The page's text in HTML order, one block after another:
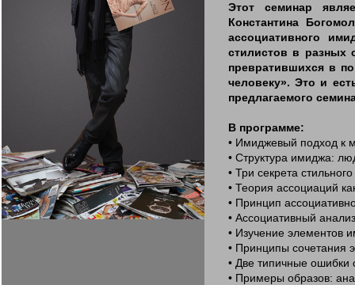
Этот семинар
Константина
ассоциативного
стилистов в разных
превратившихся в
человеку». Это и
предлагаемого
В программе:
• Имиджевый подход к
• Структура имиджа:
• Три секрета
• Теория ассоциаций
• Принцип
• Ассоциативный
• Изучение элементов
• Принципы сочетания
• Две типичные ошибки
• Примеры образов: